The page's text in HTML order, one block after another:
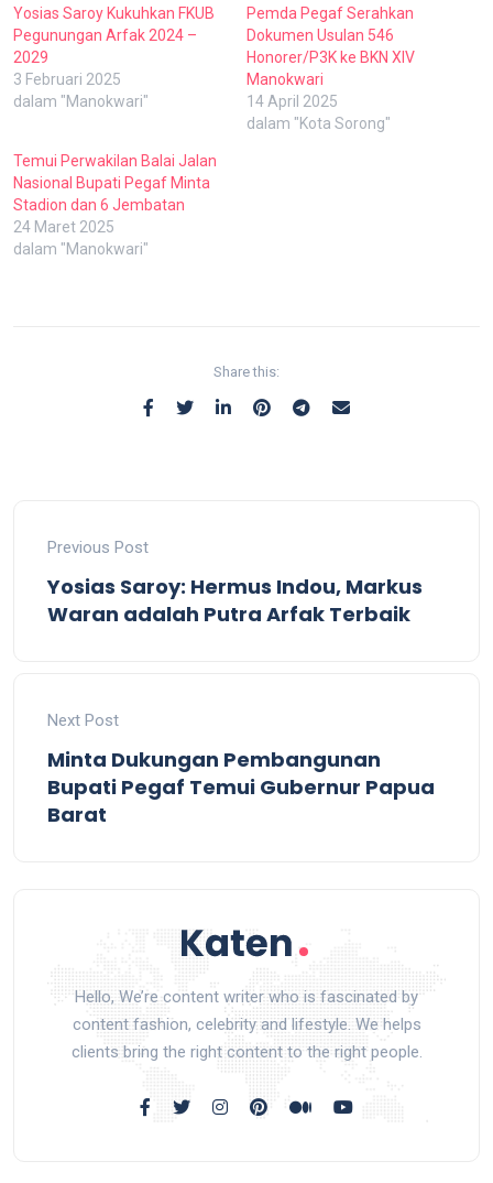
Yosias Saroy Kukuhkan FKUB
Pegunungan Arfak 2024 –
2029
3 Februari 2025
dalam "Manokwari"
Pemda Pegaf Serahkan
Dokumen Usulan 546
Honorer/P3K ke BKN XIV
Manokwari
14 April 2025
dalam "Kota Sorong"
Temui Perwakilan Balai Jalan
Nasional Bupati Pegaf Minta
Stadion dan 6 Jembatan
24 Maret 2025
dalam "Manokwari"
Share this:
Previous Post
Yosias Saroy: Hermus Indou, Markus
Waran adalah Putra Arfak Terbaik
Next Post
Minta Dukungan Pembangunan
Bupati Pegaf Temui Gubernur Papua
Barat
Hello, We’re content writer who is fascinated by
content fashion, celebrity and lifestyle. We helps
clients bring the right content to the right people.